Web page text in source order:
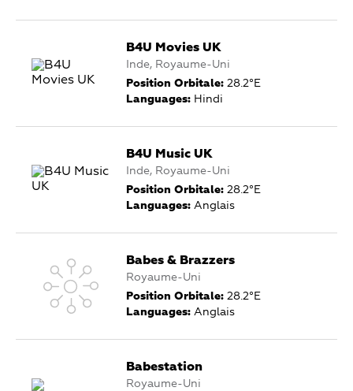
B4U Movies UK
Inde, Royaume-Uni
Position Orbitale: 28.2°E
Languages: Hindi
B4U Music UK
Inde, Royaume-Uni
Position Orbitale: 28.2°E
Languages: Anglais
Babes & Brazzers
Royaume-Uni
Position Orbitale: 28.2°E
Languages: Anglais
Babestation
Royaume-Uni